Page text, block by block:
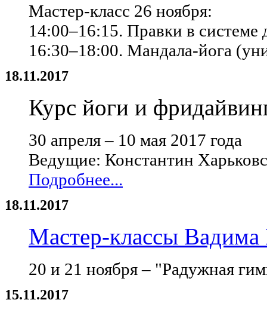
Мастер-класс 26 ноября:
14:00–16:15. Правки в
16:30–18:00. Мандала-йога
18.11.2017
Курс йоги и
30 апреля – 10 мая 2017 года
Ведущие: Константин
Подробнее...
18.11.2017
Мастер-классы
20 и 21 ноября – "Радужная
15.11.2017